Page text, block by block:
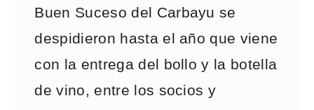
Buen Suceso del Carbayu se
despidieron hasta el año que viene
con la entrega del bollo y la botella
de vino, entre los socios y